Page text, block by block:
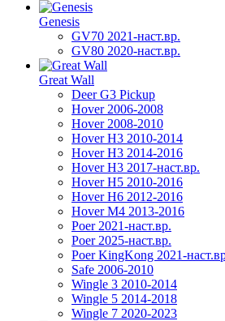
Genesis
GV70 2021-наст.вр.
GV80 2020-наст.вр.
Great Wall
Deer G3 Pickup
Hover 2006-2008
Hover 2008-2010
Hover H3 2010-2014
Hover H3 2014-2016
Hover H3 2017-наст.вр.
Hover H5 2010-2016
Hover H6 2012-2016
Hover M4 2013-2016
Poer 2021-наст.вр.
Poer 2025-наст.вр.
Poer KingKong 2021-
Safe 2006-2010
Wingle 3 2010-2014
Wingle 5 2014-2018
Wingle 7 2020-2023